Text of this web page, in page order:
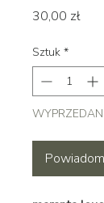
30,00 złCena
Sztuk *